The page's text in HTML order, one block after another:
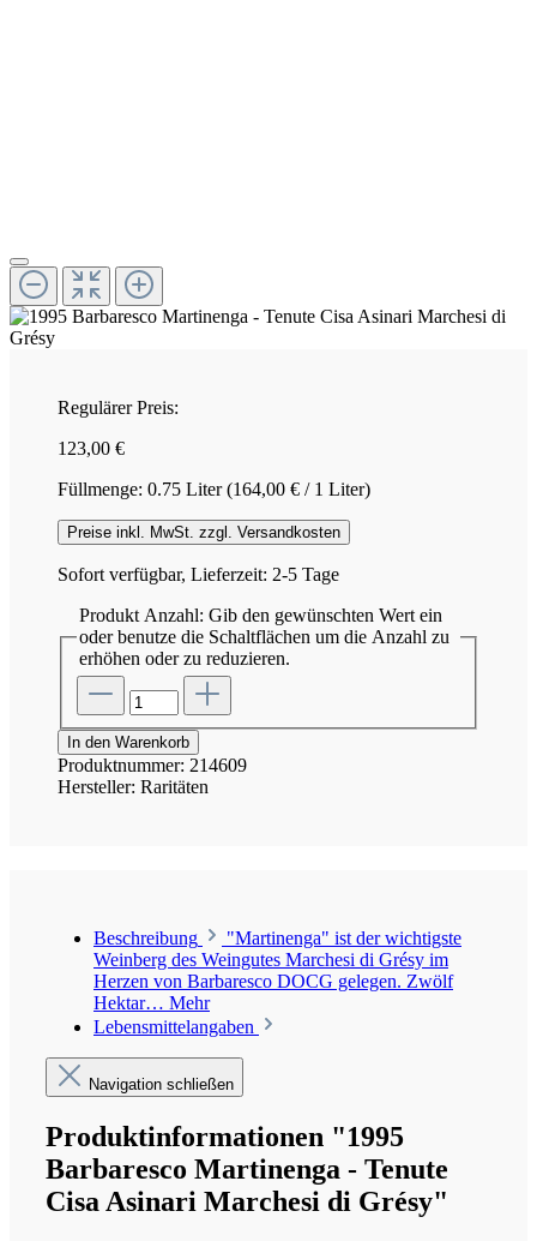
Regulärer Preis:
123,00 €
Füllmenge: 0.75 Liter(164,00 € / 1 Liter)
Preise inkl. MwSt. zzgl. Versandkosten
Sofort verfügbar, Lieferzeit: 2-5 Tage
Produkt Anzahl: Gib den gewünschten Wert ein
oder benutze die Schaltflächen um die Anzahl zu
erhöhen oder zu reduzieren.
In den Warenkorb
Produktnummer: 214609
Hersteller: Raritäten
Beschreibung
"Martinenga" ist der wichtigste
Weinberg des Weingutes Marchesi di Grésy im
Herzen von Barbaresco DOCG gelegen. Zwölf
Hektar… Mehr
Lebensmittelangaben
Navigation schließen
Produktinformationen "1995
Barbaresco Martinenga - Tenute
Cisa Asinari Marchesi di Grésy"